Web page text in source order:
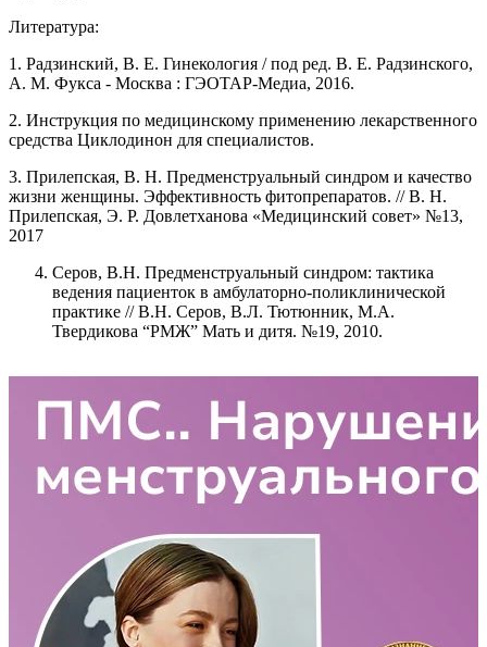
Литература:
1. Радзинский, В. Е. Гинекология / под ред. В. Е. Радзинского,
А. М. Фукса - Москва : ГЭОТАР-Медиа, 2016.
2. Инструкция по медицинскому применению лекарственного
средства Циклодинон для специалистов.
3. Прилепская, В. Н. Предменструальный синдром и качество
жизни женщины. Эффективность фитопрепаратов. // В. Н.
Прилепская, Э. Р. Довлетханова «Медицинский совет» №13,
2017
Серов, В.Н. Предменструальный синдром: тактика
ведения пациенток в амбулаторно-поликлинической
практике // В.Н. Серов, В.Л. Тютюнник, М.А.
Твердикова “РМЖ” Мать и дитя. №19, 2010.